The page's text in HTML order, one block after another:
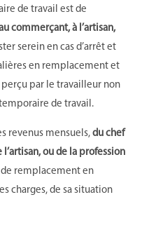
de travail est de
commerçant, à l’artisan,
serein en cas d’arrêt et
en remplacement et
par le travailleur non
de travail.
revenus mensuels, du chef
ou de la profession
remplacement en
charges, de sa situation